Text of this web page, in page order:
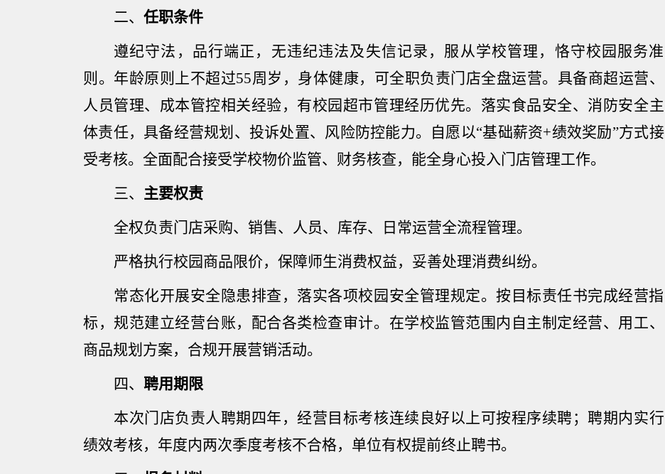
二、 任职条件
遵纪守法，品行端正，无违纪违法及失信记录，服从学校管理，恪守校园服务准
则。年龄原则上不超过55周岁，身体健康，可全职负责门店全盘运营。具备商超运营、
人员管理、成本管控相关经验，有校园超市管理经历优先。落实食品安全、消防安全主
体责任，具备经营规划、投诉处置、风险防控能力。
自愿以“基础薪资+绩效奖励”方式接
受考核。 全面配合接受学校物价监管、财务核查，能全身心投入门店管理工作。
三、 主要权责
全权负责门店采购、销售、人员、库存、日常运营全流程管理。
严格执行校园商品限价，保障师生消费权益，妥善处理消费纠纷。
常态化开展安全隐患排查，落实各项校园安全管理规定。按目标责任书完成经营指
标，规范建立经营台账，配合各类检查审计。在学校监管范围内自主制定经营、用工、
商品规划方案，合规开展营销活动。
四、 聘用期限
本次门店负责人聘期 四年 ，经营目标考核连续良好以上可按程序续聘；聘期内实行
绩效考核，年度内两次季度考核不合格，单位有权提前终止聘书。